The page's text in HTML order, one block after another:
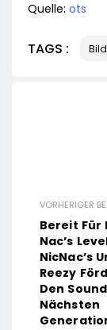
Quelle: ots
TAGS : Bild
VORHERIGER
Bereit Für
Nac’s
NicNac’s
Reezy
Den
Nächsten